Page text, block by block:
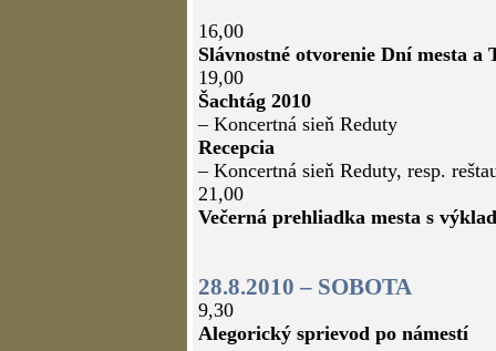
16,00
Slávnostné otvorenie Dní mesta
19,00
Šachtág 2010
– Koncertná sieň Reduty
Recepcia
– Koncertná sieň Reduty, resp.
21,00
Večerná prehliadka mesta s
28.8.2010 – SOBOTA
9,30
Alegorický sprievod po námestí